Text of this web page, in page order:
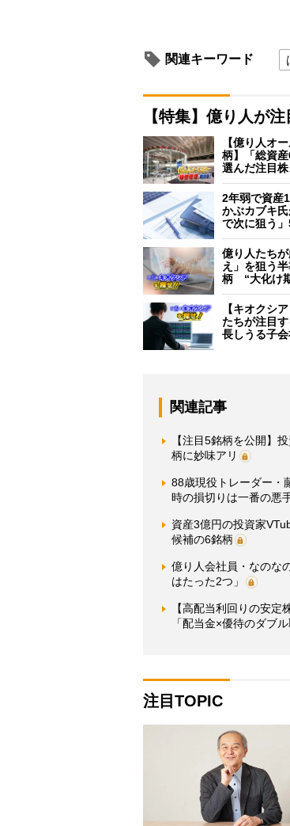
関連キーワード
【特集】億り人が
【億り人オ
柄】「総資
選んだ注目株
2年弱で資産
かぶカブキ
で次に狙う
億り人たち
え」を狙う
柄 “大化け
【キオクシ
たちが注目
長しうる子
関連記事
【注目5銘柄を公開】
柄に妙味アリ
88歳現役トレーダー・
時の損切りは一番の悪
資産3億円の投資家
候補の6銘柄
億り人会社員・なのな
はたった2つ」
【高配当利回りの安
「配当金×優待のダブ
注目TOPIC